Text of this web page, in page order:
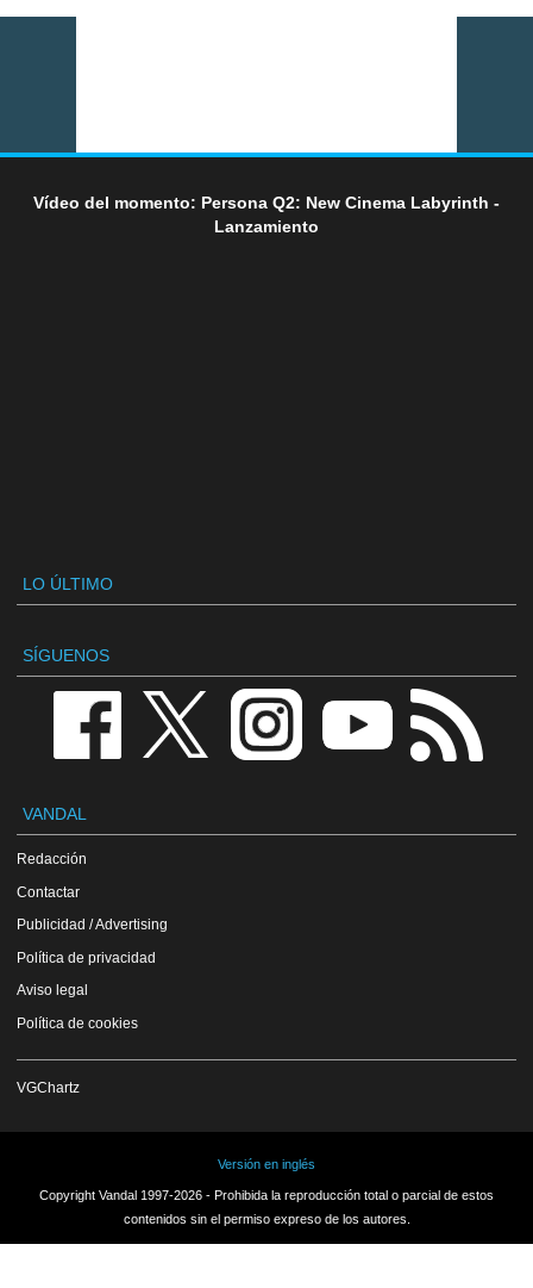
Vídeo del momento: Persona Q2: New Cinema Labyrinth -
Lanzamiento
LO ÚLTIMO
SÍGUENOS
VANDAL
Redacción
Contactar
Publicidad / Advertising
Política de privacidad
Aviso legal
Política de cookies
VGChartz
Versión en inglés
Copyright Vandal 1997-2026 - Prohibida la reproducción total o parcial de estos
contenidos sin el permiso expreso de los autores.